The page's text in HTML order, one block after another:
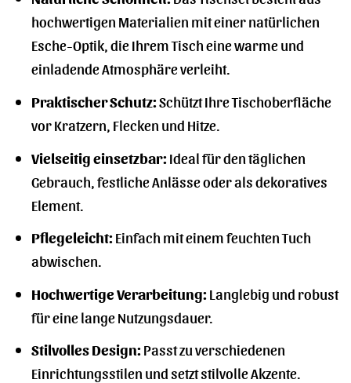
hochwertigen Materialien mit einer natürlichen
Esche-Optik, die Ihrem Tisch eine warme und
einladende Atmosphäre verleiht.
Praktischer Schutz:Schützt Ihre Tischoberfläche
vor Kratzern, Flecken und Hitze.
Vielseitig einsetzbar:Ideal für den täglichen
Gebrauch, festliche Anlässe oder als dekoratives
Element.
Pflegeleicht:Einfach mit einem feuchten Tuch
abwischen.
Hochwertige Verarbeitung:Langlebig und robust
für eine lange Nutzungsdauer.
Stilvolles Design:Passt zu verschiedenen
Einrichtungsstilen und setzt stilvolle Akzente.